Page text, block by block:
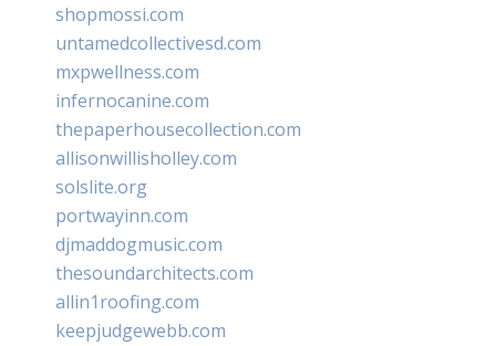
shopmossi.com
untamedcollectivesd.com
mxpwellness.com
infernocanine.com
thepaperhousecollection.com
allisonwillisholley.com
solslite.org
portwayinn.com
djmaddogmusic.com
thesoundarchitects.com
allin1roofing.com
keepjudgewebb.com